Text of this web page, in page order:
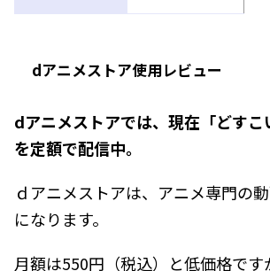
dアニメストア使用レビュー
dアニメストアでは、現在「どすこ
を定額で配信中。
ｄアニメストアは、アニメ専門の
になります。
月額は550円（税込）と低価格です